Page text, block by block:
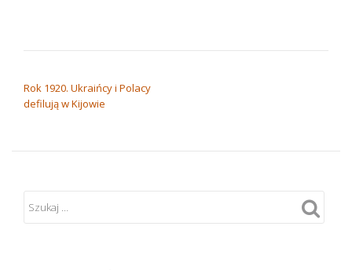
Rok 1920. Ukraińcy i Polacy
defilują w Kijowie